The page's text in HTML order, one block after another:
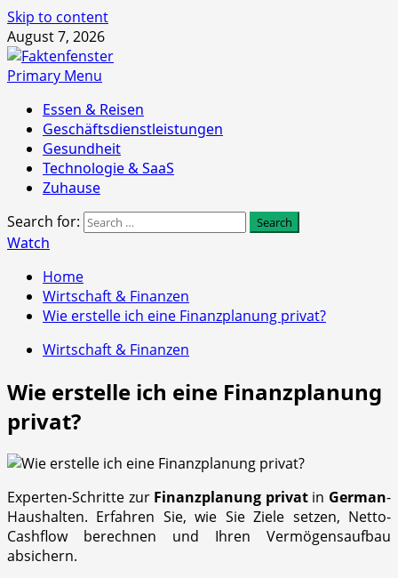
Skip to content
August 7, 2026
Primary Menu
Essen & Reisen
Geschäftsdienstleistungen
Gesundheit
Technologie & SaaS
Zuhause
Search for:
Watch
Home
Wirtschaft & Finanzen
Wie erstelle ich eine Finanzplanung privat?
Wirtschaft & Finanzen
Wie erstelle ich eine Finanzplanung
privat?
Experten-Schritte zur Finanzplanung privatin German-
Haushalten. Erfahren Sie, wie Sie Ziele setzen, Netto-
Cashflow berechnen und Ihren Vermögensaufbau
absichern.